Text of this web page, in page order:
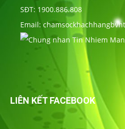
SĐT: 1900.886.808
Email:
LIÊN KẾT FACEBOOK